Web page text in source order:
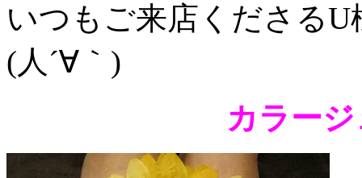
いつもご来店くださる
(人´∀｀)
カラー